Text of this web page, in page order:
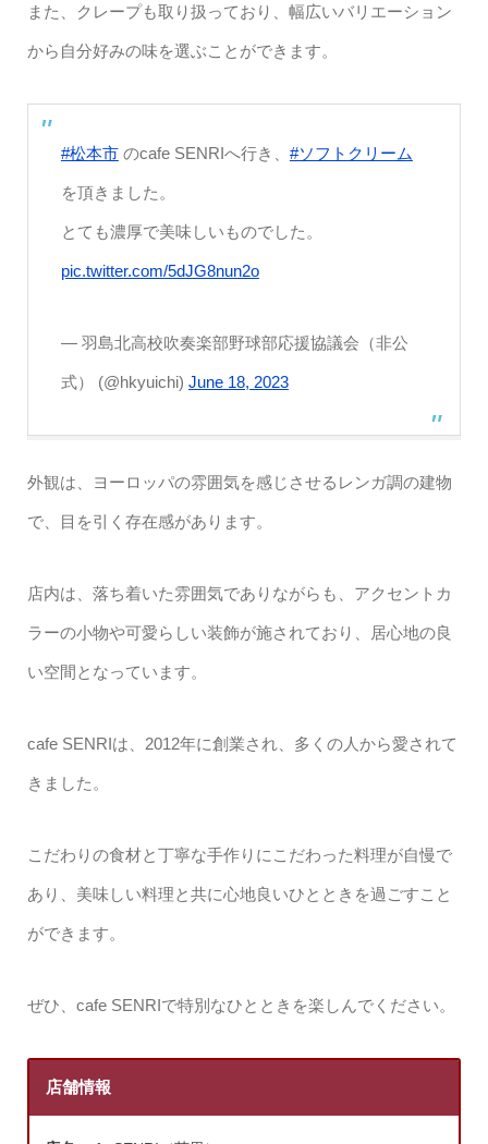
また、クレープも取り扱っており、幅広いバリエーション
から自分好みの味を選ぶことができます。
#松本市のcafe SENRIへ行き、 #ソフトクリーム
を頂きました。
とても濃厚で美味しいものでした。
pic.twitter.com/5dJG8nun2o
— 羽島北高校吹奏楽部野球部応援協議会（非公
式） (@hkyuichi) June 18, 2023
外観は、ヨーロッパの雰囲気を感じさせるレンガ調の建物
で、目を引く存在感があります。
店内は、落ち着いた雰囲気でありながらも、アクセントカ
ラーの小物や可愛らしい装飾が施されており、居心地の良
い空間となっています。
cafe SENRIは、2012年に創業され、多くの人から愛されて
きました。
こだわりの食材と丁寧な手作りにこだわった料理が自慢で
あり、美味しい料理と共に心地良いひとときを過ごすこと
ができます。
ぜひ、cafe SENRIで特別なひとときを楽しんでください。
店舗情報